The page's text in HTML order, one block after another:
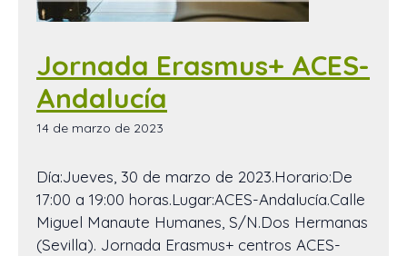
Jornada Erasmus+ ACES-
Andalucía
14 de marzo de 2023
Día:Jueves, 30 de marzo de 2023.Horario:De
17:00 a 19:00 horas.Lugar:ACES-Andalucía.Calle
Miguel Manaute Humanes, S/N.Dos Hermanas
(Sevilla). Jornada Erasmus+ centros ACES-